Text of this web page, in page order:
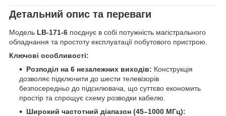
Детальний опис та переваги
Модель LB-171-6 поєднує в собі потужність магістрального
обладнання та простоту експлуатації побутового пристрою.
Ключові особливості:
Розподіл на 6 незалежних виходів: Конструкція
дозволяє підключити до шести телевізорів
безпосередньо до підсилювача, що суттєво економить
простір та спрощує схему розводки кабелю.
Широкий частотний діапазон (45–1000 МГц):